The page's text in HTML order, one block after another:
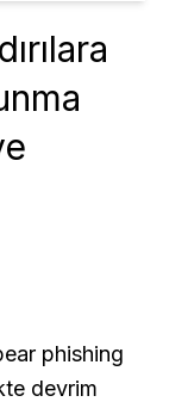
phishing
devrim